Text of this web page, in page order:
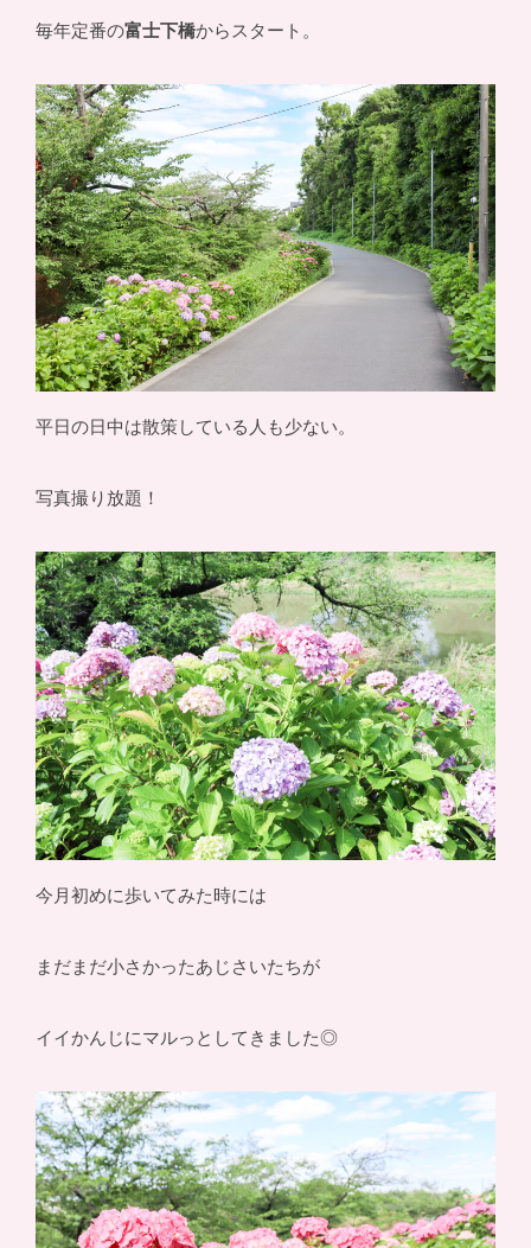
毎年定番の富士下橋からスタート。
平日の日中は散策している人も少ない。
写真撮り放題！
今月初めに歩いてみた時には
まだまだ小さかったあじさいたちが
イイかんじにマルっとしてきました◎